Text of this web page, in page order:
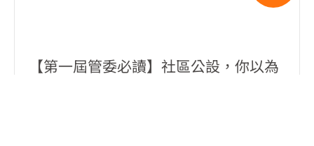
【第一屆管委必讀】社區公設，你以為